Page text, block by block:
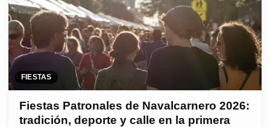
FIESTAS
Fiestas Patronales de Navalcarnero 2026:
tradición, deporte y calle en la primera